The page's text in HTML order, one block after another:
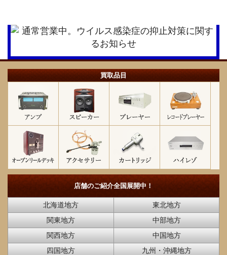
買取品目
店舗のご紹介全国展開中！
北海道地方
東北地方
関東地方
中部地方
関西地方
中国地方
四国地方
九州・沖縄地方